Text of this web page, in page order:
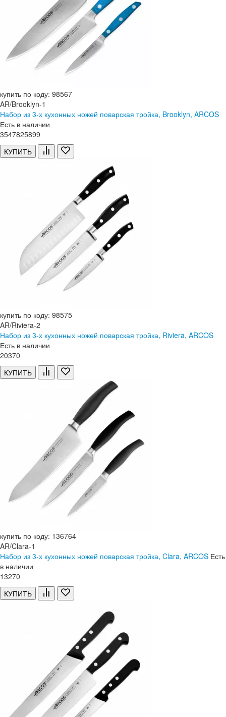
купить по коду: 98567
AR/Brooklyn-1
Набор из 3-х кухонных ножей поварская тройка, Brooklyn, ARCOS
Есть в наличии
3547825899
КУПИТЬ
купить по коду: 98575
AR/Riviera-2
Набор из 3-х кухонных ножей поварская тройка, Riviera, ARCOS
Есть в наличии
20370
КУПИТЬ
купить по коду: 136764
AR/Clara-1
Набор из 3-х кухонных ножей поварская тройка, Clara, ARCOS Есть
в наличии
13270
КУПИТЬ